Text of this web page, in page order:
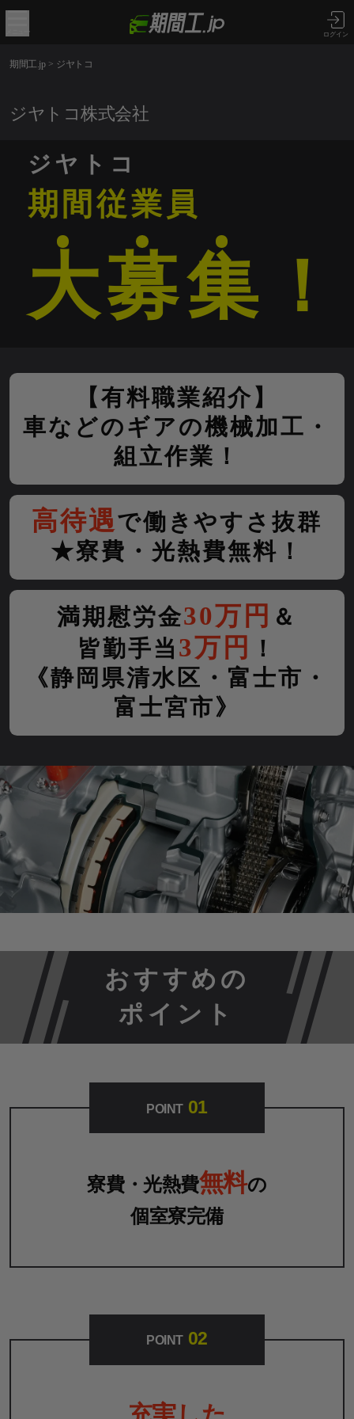
メニュー ログイン
期間工.jp > ジヤトコ
ジヤトコ株式会社
ジヤトコ
期間従業員
大募集 ！
【有料職業紹介】
車などのギアの機械加工・
組立作業！
高待遇で働きやすさ抜群
★寮費・光熱費無料！
満期慰労金30万円 ＆
皆勤手当 3万円
！
《静岡県清水区・富士市・
富士宮市》
おすすめの
ポイント
POINT 01
寮費・光熱費無料の
個室寮完備
POINT 02